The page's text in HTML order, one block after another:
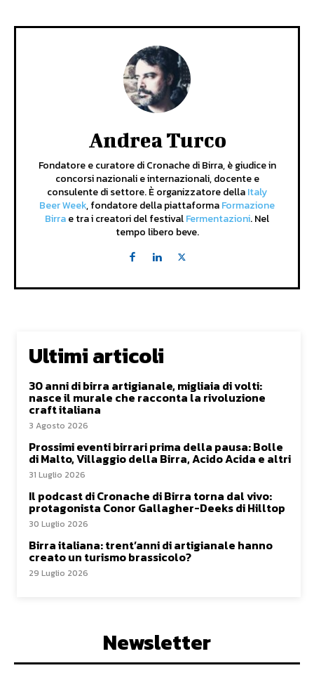
Andrea Turco
Fondatore e curatore di Cronache di Birra, è giudice in
concorsi nazionali e internazionali, docente e
consulente di settore. È organizzatore dellaItaly
Beer Week, fondatore della piattaformaFormazione
Birrae tra i creatori del festivalFermentazioni. Nel
tempo libero beve.
Ultimi articoli
30 anni di birra artigianale, migliaia di volti:
nasce il murale che racconta la rivoluzione
craft italiana
3 Agosto 2026
Prossimi eventi birrari prima della pausa: Bolle
di Malto, Villaggio della Birra, Acido Acida e altri
31 Luglio 2026
Il podcast di Cronache di Birra torna dal vivo:
protagonista Conor Gallagher-Deeks di Hilltop
30 Luglio 2026
Birra italiana: trent’anni di artigianale hanno
creato un turismo brassicolo?
29 Luglio 2026
Newsletter